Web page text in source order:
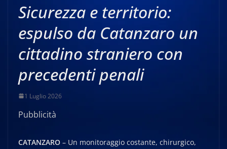
Sicurezza e territorio:
espulso da Catanzaro un
cittadino straniero con
precedenti penali
1 Luglio 2026
Pubblicità
CATANZARO – Un monitoraggio costante, chirurgico,